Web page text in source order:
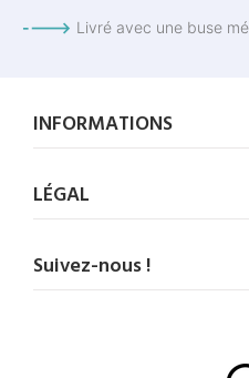
----> Livré avec une buse
INFORMATIONS
LÉGAL
Suivez-nous !